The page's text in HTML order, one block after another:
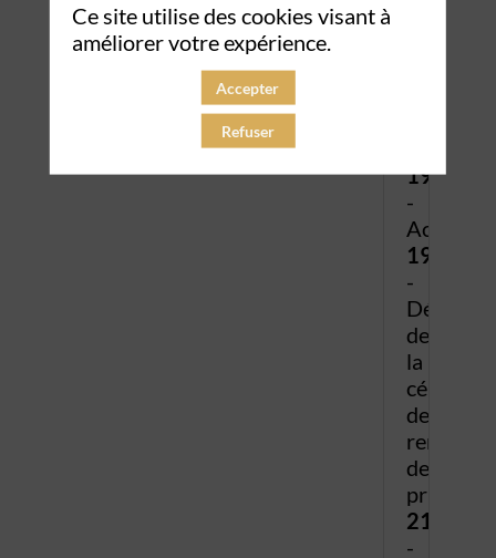
19H00
-
Accueil
19H30
-
Début
de
la
de
remise
des
prix
21h00
-
Ce site utilise des cookies visant à
améliorer votre expérience.
Accepter
Refuser